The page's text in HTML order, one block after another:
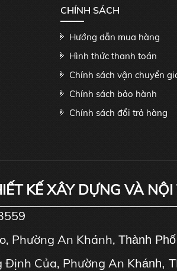
CHÍNH SÁCH
Hướng dẫn mua hàng
Hình thức thanh toán
Chính sách vận chuyển
Chính sách bảo hành
Chính sách đổi trả hàng
KẾ XÂY DỰNG VÀ
Phường An Khánh, Thành
Định Của, Phường An Khánh,